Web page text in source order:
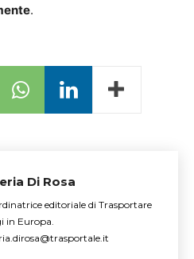
.
Di Rosa
editoriale di Trasportare
in Europa.